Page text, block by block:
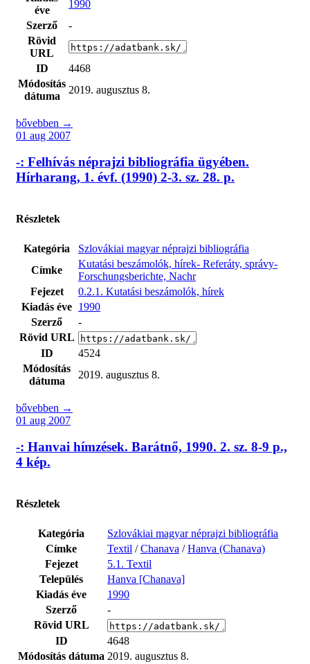
éve
1990
Szerző
-
Rövid
URL
ID
4468
Módosítás
dátuma
2019. augusztus 8.
bővebben →
01 aug 2007
-: Felhívás néprajzi bibliográfia ügyében.
Hírharang, 1. évf. (1990) 2-3. sz. 28. p.
Részletek
Kategória
Szlovákiai magyar néprajzi bibliográfia
Címke
Kutatási beszámolók, hírek- Referáty, správy-
Forschungsberichte, Nachr
Fejezet
0.2.1. Kutatási beszámolók, hírek
Kiadás éve 1990
Szerző
-
Rövid URL
ID
4524
Módosítás
dátuma
2019. augusztus 8.
bővebben →
01 aug 2007
-: Hanvai hímzések. Barátnő, 1990. 2. sz. 8-9 p.,
4 kép.
Részletek
Kategória
Szlovákiai magyar néprajzi bibliográfia
Címke
Textil /Chanava /Hanva (Chanava)
Fejezet
5.1. Textil
Település
Hanva [Chanava]
Kiadás éve
1990
Szerző
-
Rövid URL
ID
4648
Módosítás dátuma 2019. augusztus 8.